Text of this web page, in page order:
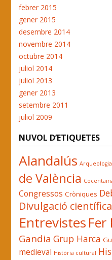
febrer 2015
gener 2015
desembre 2014
novembre 2014
octubre 2014
juliol 2014
juliol 2013
gener 2013
setembre 2011
juliol 2009
NUVOL D’ETIQUETES
Alandalús Arqueologia
de València
Congressos Cròniques
Divulgació científica
Entrevistes Fer
Gandia Grup Harca
medieval Història cultural